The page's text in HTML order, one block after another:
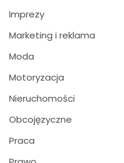
Imprezy
Marketing i reklama
Moda
Motoryzacja
Nieruchomości
Obcojęzyczne
Praca